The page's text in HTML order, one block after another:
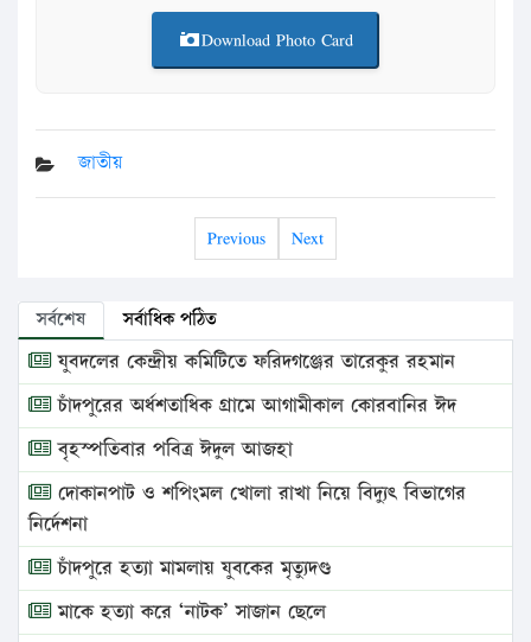
Download Photo Card
জাতীয়
Previous Next
সর্বশেষ সর্বাধিক পঠিত
যুবদলের কেন্দ্রীয় কমিটিতে ফরিদগঞ্জের তারেকুর রহমান
চাঁদপুরের অর্ধশতাধিক গ্রামে আগামীকাল কোরবানির ঈদ
বৃহস্পতিবার পবিত্র ঈদুল আজহা
দোকানপাট ও শপিংমল খোলা রাখা নিয়ে বিদ্যুৎ বিভাগের
নির্দেশনা
চাঁদপুরে হত্যা মামলায় যুবকের মৃত্যুদণ্ড
মাকে হত্যা করে ‘নাটক’ সাজান ছেলে